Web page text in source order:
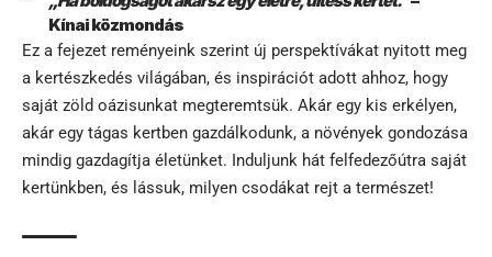
Kínai közmondás
Ez a fejezet reményeink szerint új perspektívákat nyitott meg
a kertészkedés világában, és inspirációt adott ahhoz, hogy
saját zöld oázisunkat megteremtsük. Akár egy kis erkélyen,
akár egy tágas kertben gazdálkodunk, a növények gondozása
mindig gazdagítja életünket. Induljunk hát felfedezőútra saját
kertünkben, és lássuk, milyen csodákat rejt a természet!